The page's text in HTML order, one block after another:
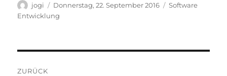
Autor
jogi
Veröffentlicht
am
Donnerstag, 22. September 2016 Kategorien
Software
Entwicklung
ZURÜCK